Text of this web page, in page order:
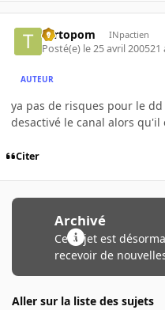
Tartopom INpactien
Posté(e) le 25 avril 200521
AUTEUR
ya pas de risques pour le
desactivé le canal alors qu'il
Citer
Archivé
Ce sujet est
recevoir de
Aller sur la liste des sujets